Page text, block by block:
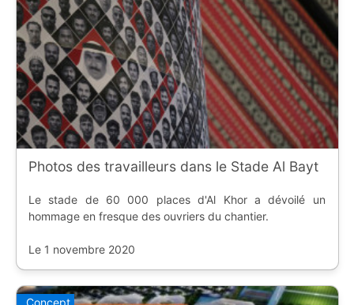
Photos des travailleurs dans le Stade Al Bayt
Le stade de 60 000 places d'Al Khor a dévoilé un
hommage en fresque des ouvriers du chantier.
Le 1 novembre 2020
Concept